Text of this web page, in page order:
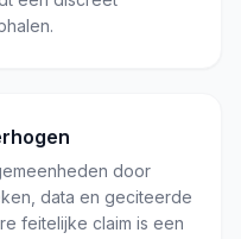
door
data en geciteerde
feitelijke claim is een